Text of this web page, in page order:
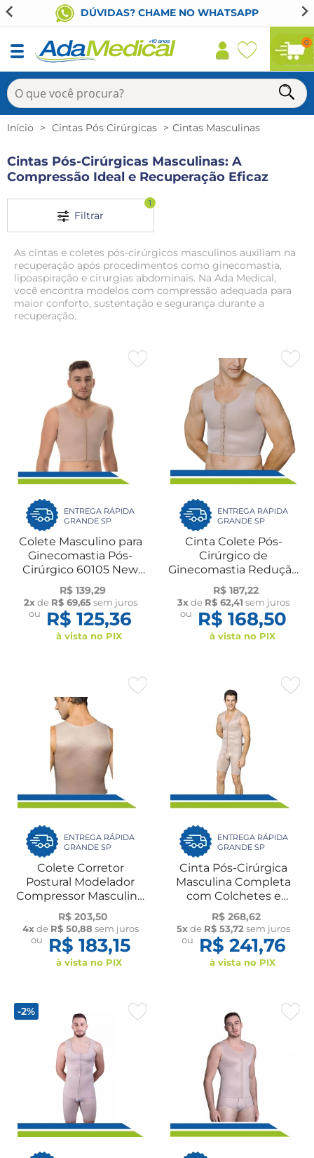
DÚVIDAS? CHAME NO WHATSAPP
0
Início Cintas Pós Cirúrgicas Cintas Masculinas
Cintas Pós-Cirúrgicas Masculinas: A
Compressão Ideal e Recuperação Eficaz
Filtrar
1
As cintas e coletes pós-cirúrgicos masculinos auxiliam na
recuperação após procedimentos como ginecomastia,
lipoaspiração e cirurgias abdominais. Na Ada Medical,
você encontra modelos com compressão adequada para
maior conforto, sustentação e segurança durante a
recuperação.
ENTREGA RÁPIDA
GRANDE SP
Colete Masculino para
Ginecomastia Pós-
Cirúrgico 60105 New
Form
R$ 139,29
2xde R$ 69,65sem juros
ou
R$ 125,36
à vista no PIX
ENTREGA RÁPIDA
GRANDE SP
Cinta Colete Pós-
Cirúrgico de
Ginecomastia Redução
de Mama 2070 Macom
R$ 187,22
3xde R$ 62,41 sem juros
ou
R$ 168,50
à vista no PIX
ENTREGA RÁPIDA
GRANDE SP
Colete Corretor
Postural Modelador
Compressor Masculino
2071 Macom
R$ 203,50
4xde R$ 50,88 sem juros
ou
R$ 183,15
à vista no PIX
ENTREGA RÁPIDA
GRANDE SP
Cinta Pós-Cirúrgica
Masculina Completa
com Colchetes e
Pernas 2069B Macom
R$ 268,62
5xde R$ 53,72sem juros
ou
R$ 241,76
à vista no PIX
-2%